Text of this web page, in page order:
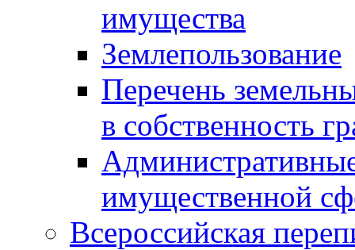
имущества
Землепользование
Перечень
в собственность
имущественной
Всероссийская